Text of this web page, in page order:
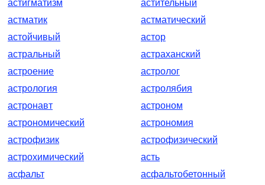
астигматизм
астительный
астматик
астматический
астойчивый
астор
астральный
астраханский
астроение
астролог
астрология
астролябия
астронавт
астроном
астрономический
астрономия
астрофизик
астрофизический
астрохимический
асть
асфальт
асфальтобетонный